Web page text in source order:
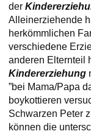
der
Alleinerziehende
herkömmlichen
verschiedene
anderen Elternteil
Kindererziehung
”bei Mama/Papa
boykottieren
Schwarzen Peter
können die